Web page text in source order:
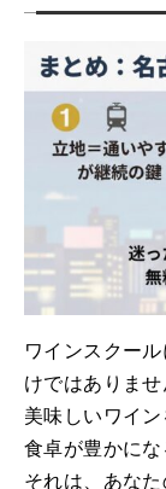
ワインスクー
けではありませ
美味しいワイ
食卓が豊かにな
それは、あな